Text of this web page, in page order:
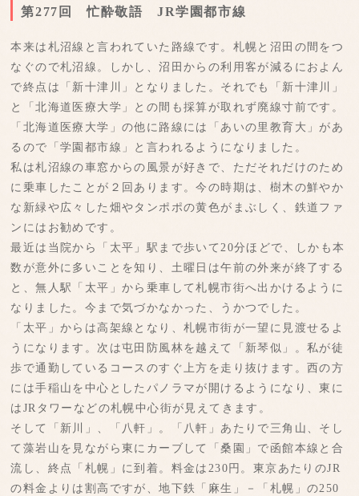
第277回 忙酔敬語 JR学園都市線
本来は札沼線と言われていた路線です。札幌と沼田の間をつ
なぐので札沼線。しかし、沼田からの利用客が減るにおよん
で終点は「新十津川」となりました。それでも「新十津川」
と「北海道医療大学」との間も採算が取れず廃線寸前です。
「北海道医療大学」の他に路線には「あいの里教育大」があ
るので「学園都市線」と言われるようになりました。
私は札沼線の車窓からの風景が好きで、ただそれだけのため
に乗車したことが２回あります。今の時期は、樹木の鮮やか
な新緑や広々した畑やタンポポの黄色がまぶしく、鉄道ファ
ンにはお勧めです。
最近は当院から「太平」駅まで歩いて20分ほどで、しかも本
数が意外に多いことを知り、土曜日は午前の外来が終了する
と、無人駅「太平」から乗車して札幌市街へ出かけるように
なりました。今まで気づかなかった、うかつでした。
「太平」からは高架線となり、札幌市街が一望に見渡せるよ
うになります。次は屯田防風林を越えて「新琴似」。私が徒
歩で通勤しているコースのすぐ上方を走り抜けます。西の方
には手稲山を中心としたパノラマが開けるようになり、東に
はJRタワーなどの札幌中心街が見えてきます。
そして「新川」、「八軒」。「八軒」あたりで三角山、そし
て藻岩山を見ながら東にカーブして「桑園」で函館本線と合
流し、終点「札幌」に到着。料金は230円。東京あたりのJR
の料金よりは割高ですが、地下鉄「麻生」－「札幌」の250